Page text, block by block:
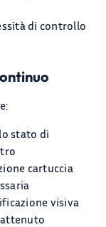
di controllo
stato di
cartuccia
visiva